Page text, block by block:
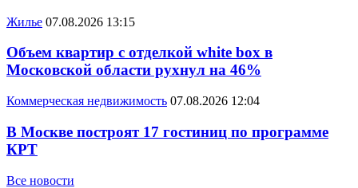
Жилье 07.08.2026 13:15
Объем квартир с отделкой white box в
Московской области рухнул на 46%
Коммерческая недвижимость 07.08.2026 12:04
В Москве построят 17 гостиниц по программе
КРТ
Все новости